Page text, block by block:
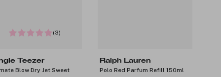
(3)
Teezer
Blow Dry Jet Sweet
Ralph Lauren
Polo Red Parfum Refill 150ml